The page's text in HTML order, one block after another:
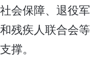
会保障、退役军
残疾人联合会等
撑。